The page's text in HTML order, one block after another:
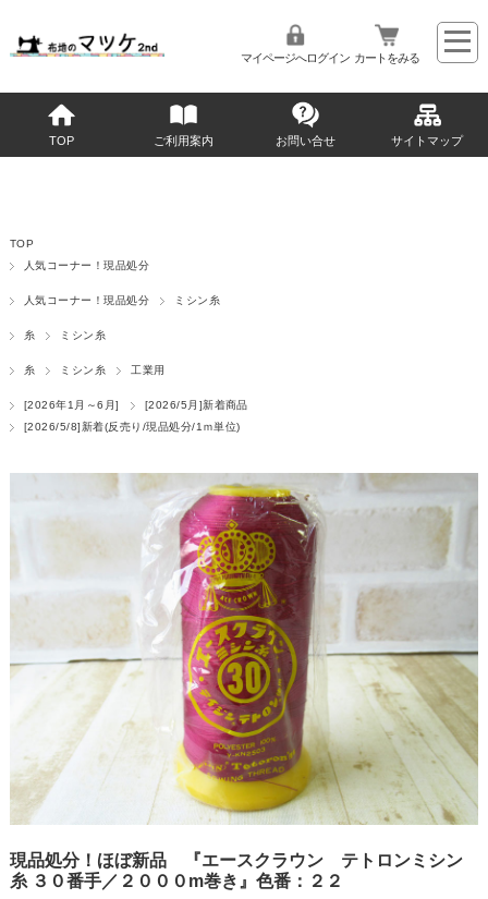
マイページへログイン カートをみる
TOP ご利用案内 お問い合せ サイトマップ
TOP
人気コーナー！現品処分
人気コーナー！現品処分 ミシン糸
糸 ミシン糸
糸 ミシン糸 工業用
[2026年1月～6月]
[2026/5月]新着商品
[2026/5/8]新着(反売り/現品処分/1ｍ単位)
現品処分！ほぼ新品 『エースクラウン テトロンミシン
糸 ３０番手／２０００m巻き』色番：２２